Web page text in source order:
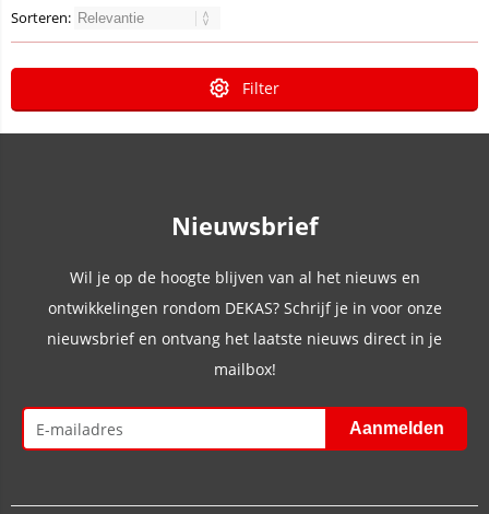
Sorteren:
Filter
Nieuwsbrief
Wil je op de hoogte blijven van al het nieuws en
ontwikkelingen rondom DEKAS? Schrijf je in voor onze
nieuwsbrief en ontvang het laatste nieuws direct in je
mailbox!